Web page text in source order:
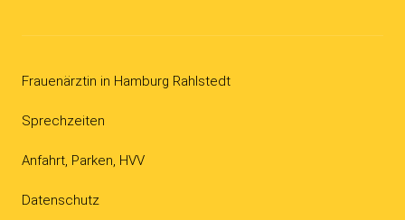
Frauenärztin in Hamburg Rahlstedt
Sprechzeiten
Anfahrt, Parken, HVV
Datenschutz